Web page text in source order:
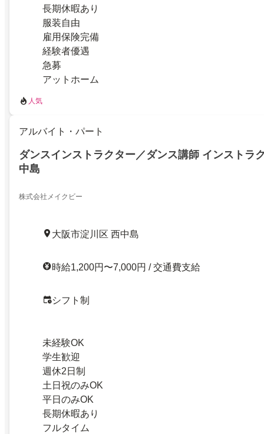
長期休暇あり
服装自由
雇用保険完備
経験者優遇
急募
アットホーム
人気
アルバイト・パート
ダンスインストラクター／ダンス講師 インストラ
中島
株式会社メイクビー
大阪市淀川区 西中島
時給1,200円〜7,000円 / 交通費支給
シフト制
未経験OK
学生歓迎
週休2日制
土日祝のみOK
平日のみOK
長期休暇あり
フルタイム